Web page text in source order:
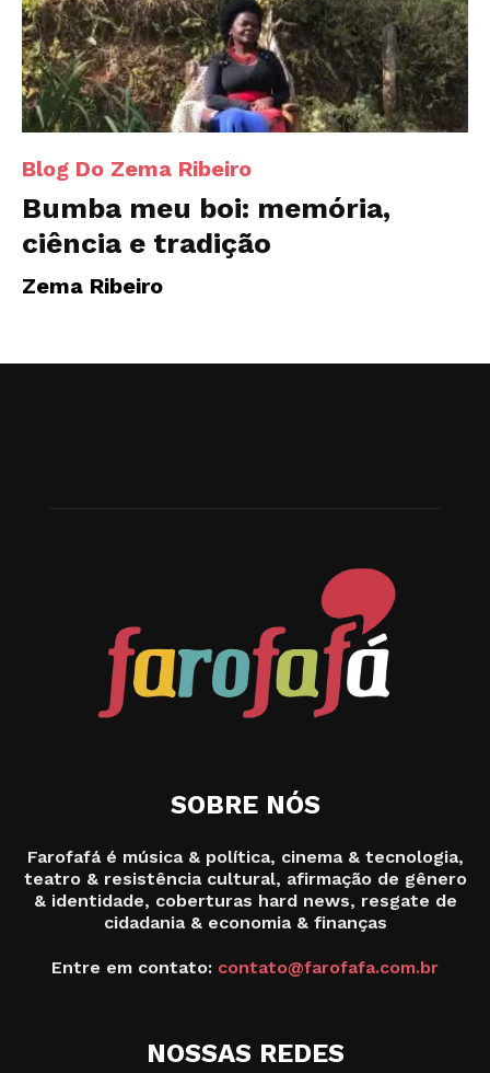
Blog Do Zema Ribeiro
Bumba meu boi: memória,
ciência e tradição
Zema Ribeiro
SOBRE NÓS
Farofafá é música & política, cinema & tecnologia,
teatro & resistência cultural, afirmação de gênero
& identidade, coberturas hard news, resgate de
cidadania & economia & finanças
Entre em contato: contato@farofafa.com.br
NOSSAS REDES